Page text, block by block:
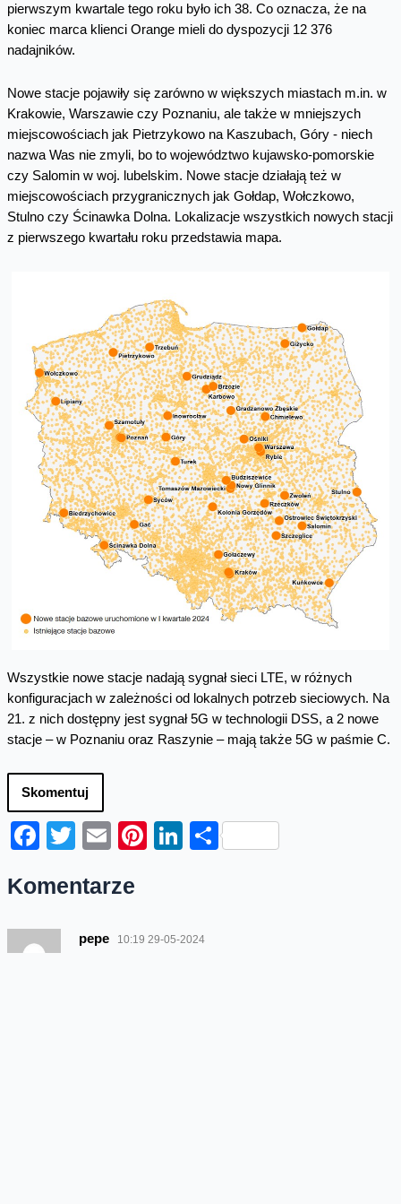
pierwszym kwartale tego roku było ich 38. Co oznacza, że na
koniec marca klienci Orange mieli do dyspozycji 12 376
nadajników.
Nowe stacje pojawiły się zarówno w większych miastach m.in. w
Krakowie, Warszawie czy Poznaniu, ale także w mniejszych
miejscowościach jak Pietrzykowo na Kaszubach, Góry - niech
nazwa Was nie zmyli, bo to województwo kujawsko-pomorskie
czy Salomin w woj. lubelskim. Nowe stacje działają też w
miejscowościach przygranicznych jak Gołdap, Wołczkowo,
Stulno czy Ścinawka Dolna. Lokalizacje wszystkich nowych stacji
z pierwszego kwartału roku przedstawia mapa.
Wszystkie nowe stacje nadają sygnał sieci LTE, w różnych
konfiguracjach w zależności od lokalnych potrzeb sieciowych. Na
21. z nich dostępny jest sygnał 5G w technologii DSS, a 2 nowe
stacje – w Poznaniu oraz Raszynie – mają także 5G w paśmie C.
Skomentuj
Facebook
Twitter
EmailPinterest
LinkedIn
Share
Komentarze
pepe 10:19 29-05-2024